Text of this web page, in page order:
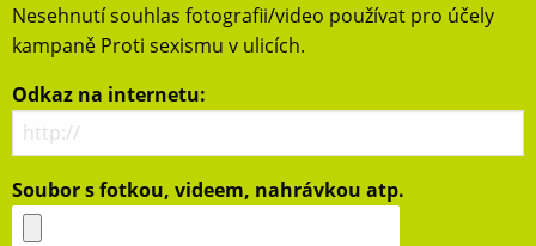
Nesehnutí souhlas fotografii/video používat pro účely
kampaně Proti sexismu v ulicích.
Odkaz na internetu:
Soubor s fotkou, videem, nahrávkou atp.